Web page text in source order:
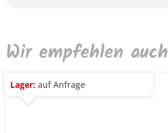
Wir empfehlen auch
Lager: auf Anfrage